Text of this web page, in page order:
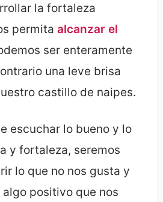
la fortaleza
permita alcanzar el
ser enteramente
una leve brisa
castillo de naipes.
escuchar lo bueno y lo
y fortaleza, seremos
lo que no nos gusta y
positivo que nos